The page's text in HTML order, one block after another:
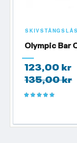
SKIVSTÅNGSLÅS
Olympic Bar
123,00 kr
135,00 kr
Betyg: